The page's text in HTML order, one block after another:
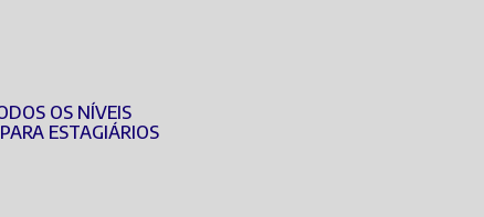
OS NÍVEIS
ESTAGIÁRIOS